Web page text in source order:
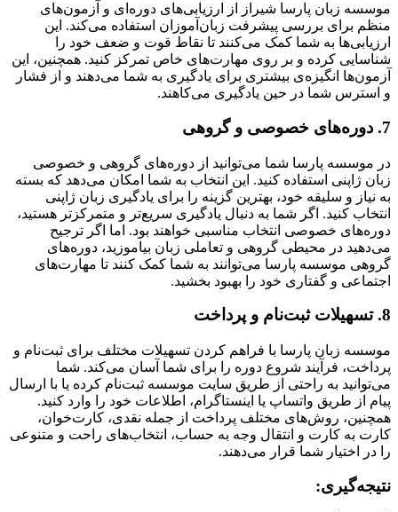
موسسه زبان پارسا شیراز از ارزیابی‌های دوره‌ای و آزمون‌های
منظم برای بررسی پیشرفت زبان‌آموزان استفاده می‌کند. این
ارزیابی‌ها به شما کمک می‌کنند تا نقاط قوت و ضعف خود را
شناسایی کرده و بر روی مهارت‌های خاص تمرکز کنید. همچنین، این
آزمون‌ها انگیزه‌ی بیشتری برای یادگیری به شما می‌دهند و از فشار
و استرس شما در حین یادگیری می‌کاهند.
7. دوره‌های خصوصی و گروهی
در موسسه پارسا شما می‌توانید از دوره‌های گروهی و خصوصی
زبان ژاپنی استفاده کنید. این انتخاب به شما امکان می‌دهد که بسته
به نیاز و سلیقه خود، بهترین گزینه را برای یادگیری زبان ژاپنی
انتخاب کنید. اگر شما به دنبال یادگیری سریع‌تر و متمرکزتر هستید،
دوره‌های خصوصی انتخاب مناسبی خواهند بود. اما اگر ترجیح
می‌دهید در محیطی گروهی و تعاملی زبان بیاموزید، دوره‌های
گروهی موسسه پارسا می‌توانند به شما کمک کنند تا مهارت‌های
اجتماعی و گفتاری خود را بهبود بخشید.
8. تسهیلات ثبت‌نام و پرداخت
موسسه زبان پارسا با فراهم کردن تسهیلات مختلف برای ثبت‌نام و
پرداخت، فرآیند شروع دوره را برای شما آسان می‌کند. شما
می‌توانید به راحتی از طریق سایت موسسه ثبت‌نام کرده یا با ارسال
پیام از طریق واتساپ یا اینستاگرام، اطلاعات خود را وارد کنید.
همچنین، روش‌های مختلف پرداخت از جمله نقدی، کارت‌خوان،
کارت به کارت و انتقال وجه به حساب، انتخاب‌های راحت و متنوعی
را در اختیار شما قرار می‌دهند.
نتیجه‌گیری: